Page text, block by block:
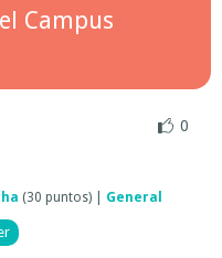
Campus
0
(30 puntos) General